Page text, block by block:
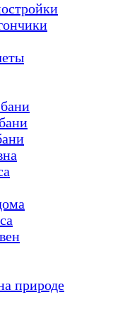
природе